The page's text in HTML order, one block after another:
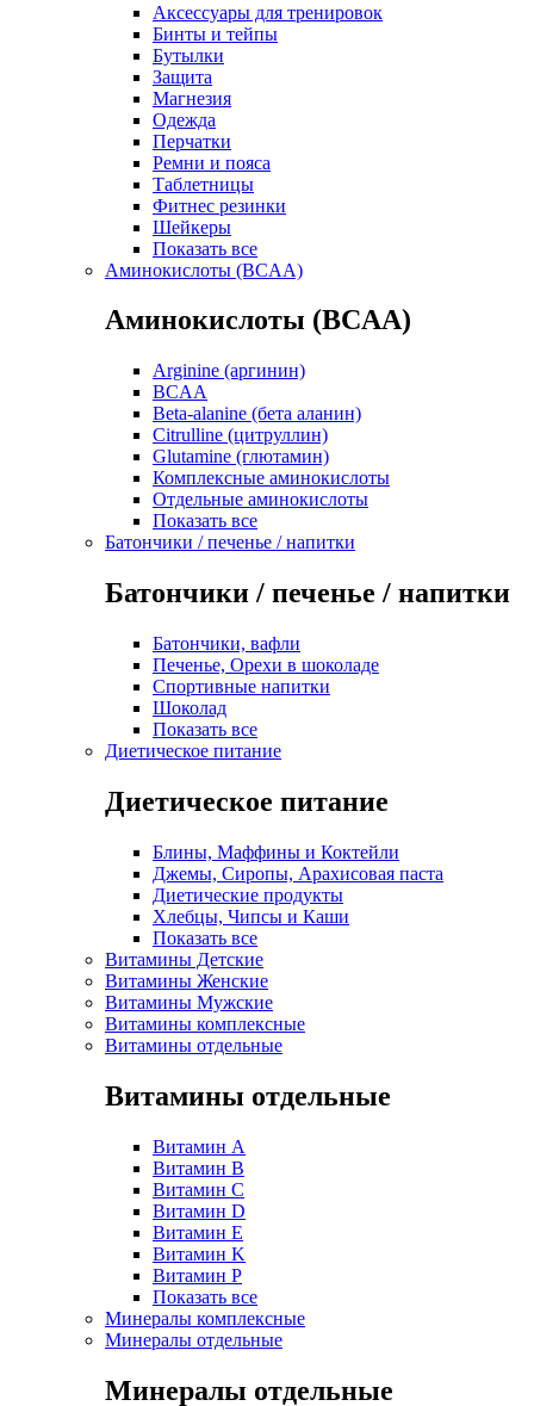
Аксессуары для тренировок
Бинты и тейпы
Бутылки
Защита
Магнезия
Одежда
Перчатки
Ремни и пояса
Таблетницы
Фитнес резинки
Шейкеры
Показать все
Аминокислоты (BCAA)
Аминокислоты (BCAA)
Arginine (аргинин)
BCAA
Beta-alanine (бета аланин)
Citrulline (цитруллин)
Glutamine (глютамин)
Комплексные аминокислоты
Отдельные аминокислоты
Показать все
Батончики / печенье / напитки
Батончики / печенье / напитки
Батончики, вафли
Печенье, Орехи в шоколаде
Спортивные напитки
Шоколад
Показать все
Диетическое питание
Диетическое питание
Блины, Маффины и Коктейли
Джемы, Сиропы, Арахисовая паста
Диетические продукты
Хлебцы, Чипсы и Каши
Показать все
Витамины Детские
Витамины Женские
Витамины Мужские
Витамины комплексные
Витамины отдельные
Витамины отдельные
Витамин A
Витамин B
Витамин C
Витамин D
Витамин E
Витамин K
Витамин P
Показать все
Минералы комплексные
Минералы отдельные
Минералы отдельные